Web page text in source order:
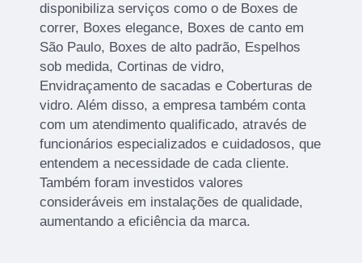
disponibiliza serviços como o de Boxes de
correr, Boxes elegance, Boxes de canto em
São Paulo, Boxes de alto padrão, Espelhos
sob medida, Cortinas de vidro,
Envidraçamento de sacadas e Coberturas de
vidro. Além disso, a empresa também conta
com um atendimento qualificado, através de
funcionários especializados e cuidadosos, que
entendem a necessidade de cada cliente.
Também foram investidos valores
consideráveis em instalações de qualidade,
aumentando a eficiência da marca.